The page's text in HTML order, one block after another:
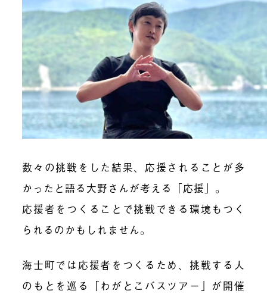
数々の挑戦をした結果、応援されることが多
かったと語る大野さんが考える「応援」。
応援者をつくることで挑戦できる環境もつく
られるのかもしれません。
海士町では応援者をつくるため、挑戦する人
のもとを巡る「わがとこバスツアー」が開催